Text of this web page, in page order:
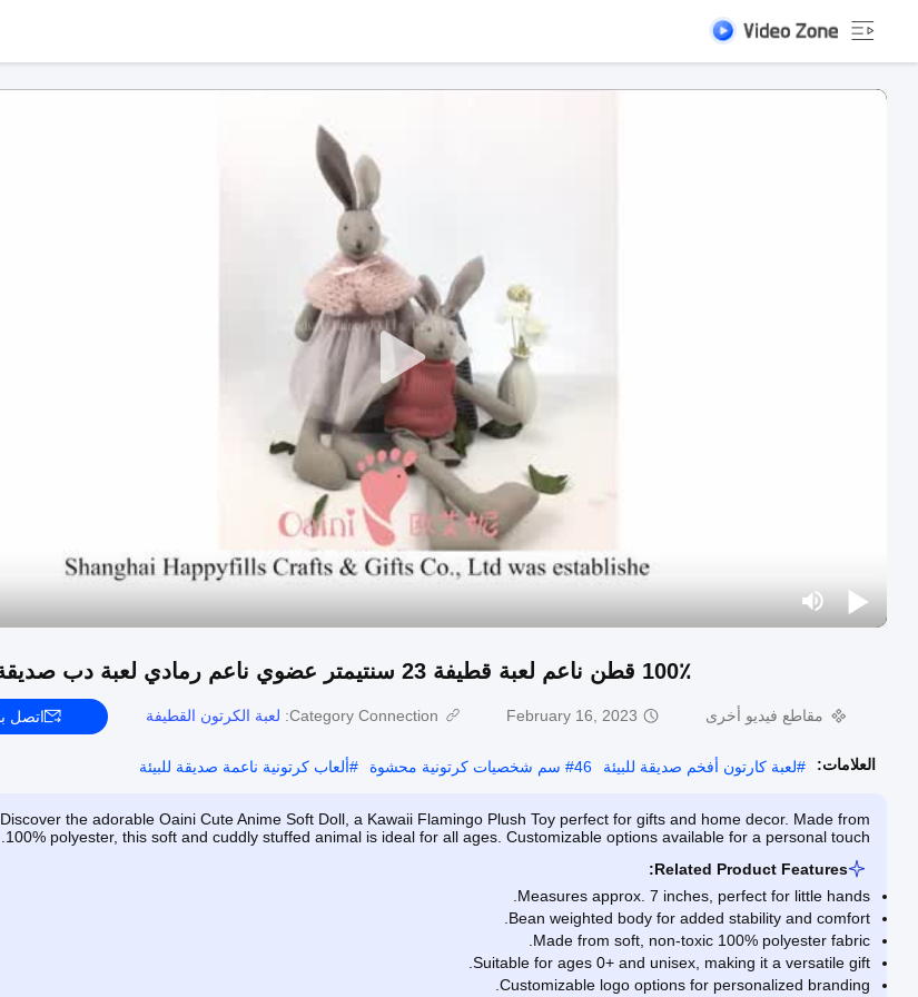
100٪ قطن ناعم لعبة قطيفة 23 سنتيمتر عضوي ناعم رمادي لعبة دب صديقة للأرض
مقاطع فيديو أخرى February 16, 2023
Category Connection: لعبة الكرتون القطيفة اتصل
العلامات: #لعبة كارتون أفخم صديقة للبيئة #46 سم شخصيات كرتونية محشوة #ألعاب كرتونية ناعمة صديقة للبيئة
Discover the adorable Oaini Cute Anime Soft Doll, a Kawaii Flamingo Plush Toy perfect for gifts and home decor. Made from
100% polyester, this soft and cuddly stuffed animal is ideal for all ages. Customizable options available for a personal touch.
Related Product Features:
Measures approx. 7 inches, perfect for little hands.
Bean weighted body for added stability and comfort.
Made from soft, non-toxic 100% polyester fabric.
Suitable for ages 0+ and unisex, making it a versatile gift.
Customizable logo options for personalized branding.